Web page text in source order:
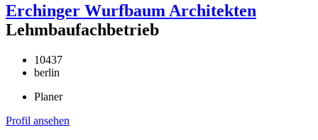
Erchinger Wurfbaum Architekten
Lehmbaufachbetrieb
10437
berlin
Planer
Profil ansehen